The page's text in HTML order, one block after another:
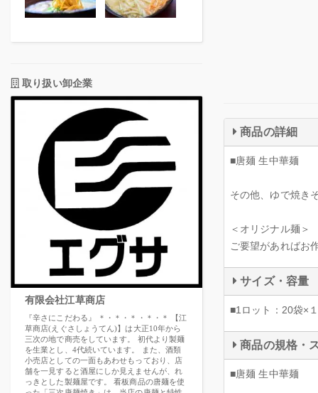
取り扱い卸企業
有限会社江草商店
『辛さにこだわる』 ＊・＊・＊・＊・＊ 【江
草商店(えぐさしょうてん)】は大正10年から
三次の地で商売をしています。 初代より製麺
を生業とし、4代続いています。 また、酒類
小売店としての一面もあわせもっており、店
舗を一見すると酒屋にしか見えませんが、れ
っきとした製麺屋です。 看板商品の唐麺を使
商品の詳細
■唐麺 生中華麺
その他、ゆで焼き
＜オリジナル麺＞
ご要望があればお
サイズ・容量
■1ロット：20袋×
商品の規格・
■唐麺 生中華麺